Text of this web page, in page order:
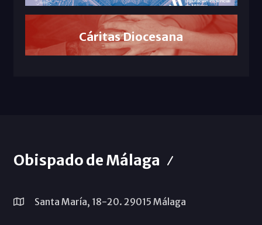
Cáritas Diocesana
Obispado de Málaga
Santa María, 18-20. 29015 Málaga